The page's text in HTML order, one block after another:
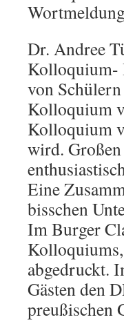
Dr. Andree
Kolloquium-
von
Kolloquium
Kolloquium
wird.
Eine
bisschen
Im Burger
abgedruckt.
Gästen den
preußischen